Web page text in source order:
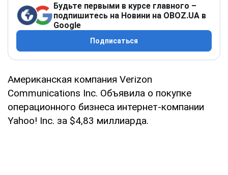
Будьте первыми в курсе главного –
подпишитесь на Новини на OBOZ.UA в
Google
Подписаться
Американская компания Verizon
Communications Inc. Объявила о покупке
операционного бизнеса интернет-компании
Yahoo! Inc. за $4,83 миллиарда.